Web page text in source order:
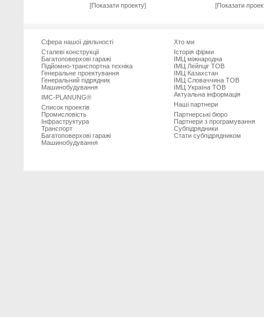
[Показати проекту]
[Показати
Сфера нашої діяльності
Сталеві конструкції
Багатоповерхові гаражі
Підйомно-транспортна техніка
Генеральне проектування
Генеральний підрядник
Машинобудування
IMC-PLANUNG®
Список проектів
Промисловість
Iнфраструктура
Транспорт
Багатоповерхові гаражі
Машинобудування
Хто ми
Історія фірми
ІМЦ міжнародна
ІМЦ Лейпцiг ТОВ
ІМЦ Казахстан
ІМЦ Словаччина ТОВ
ІМЦ Україна ТОВ
Актуальна інформація
Наші партнери
Партнерські бюро
Партнери з програмування
Субпiдрядники
Стати субпідрядником